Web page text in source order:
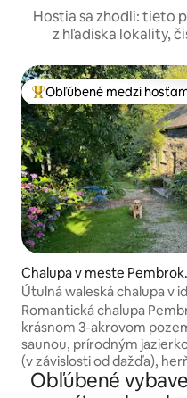
Hostia sa zhodli: tieto
z hľadiska lokality,
Najobľúbenejšie medzi
Obľúbené medzi
Chalupa v meste
shire
Útulná waleská chalupa v
akrovom areáli
Romantická chalupa
krásnom 3-akrovom
saunou, prírodným
(v závislosti od dažďa),
Prechádzky po kopci na
Obľúbené